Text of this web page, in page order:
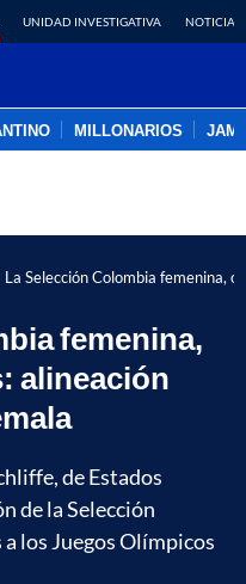
UNIDAD INVESTIGATIVA NOTICIAS
MILLONARIOS
La Selección Colombia femenina,
femenina,
alineación
de Estados
de la Selección
los Juegos Olímpicos